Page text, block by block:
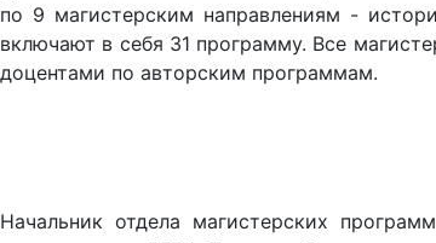
по 9 магистерским направлениям -
включают в себя 31 программу. Все
доцентами по авторским программам.
Начальник отдела магистерских